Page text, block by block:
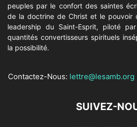
peuples par le confort des saintes
de la doctrine de Christ et le pouvoir
leadership du Saint-Esprit, piloté
quantités convertisseurs spirituels
la possibilité.
Contactez-Nous: lettre@lesamb.org
SUIVEZ-